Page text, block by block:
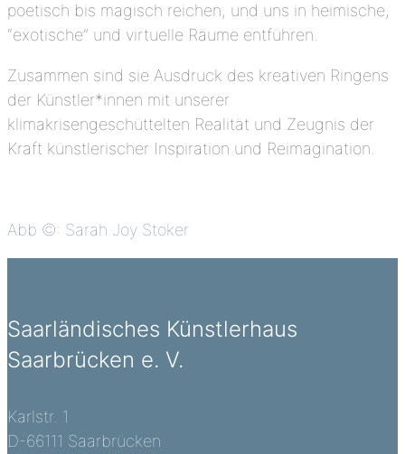
poetisch bis magisch reichen, und uns in heimische,
“exotische” und virtuelle Räume entführen.
Zusammen sind sie Ausdruck des kreativen Ringens
der Künstler*innen mit unserer
klimakrisengeschüttelten Realität und Zeugnis der
Kraft künstlerischer Inspiration und Reimagination.
Abb ©: Sarah Joy Stoker
Saarländisches Künstlerhaus
Saarbrücken e. V.
Karlstr. 1
D-66111 Saarbrücken